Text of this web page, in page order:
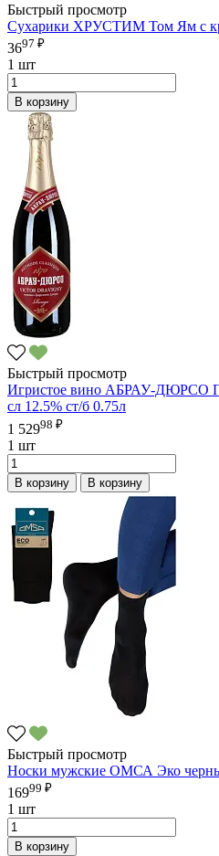
Быстрый просмотр
Сухарики ХРУСТИМ Том Ям с
3697 ₽
1 шт
В корзину
Быстрый просмотр
Игристое вино АБРАУ-ДЮРСО
сл 12.5% ст/б 0.75л
1 52998 ₽
1 шт
В корзину В корзину
Быстрый просмотр
Носки мужские ОМСА Эко
16999 ₽
1 шт
В корзину